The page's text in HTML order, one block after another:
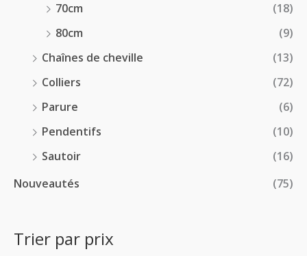
70cm
(18)
80cm
(9)
Chaînes de cheville
(13)
Colliers
(72)
Parure
(6)
Pendentifs
(10)
Sautoir
(16)
Nouveautés
(75)
Trier par prix